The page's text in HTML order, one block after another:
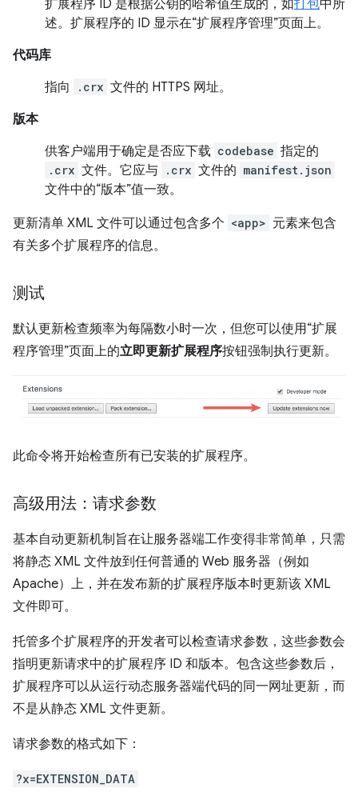
扩展程序 ID 是根据公钥的哈希值生成的，如打包中所
述。扩展程序的 ID 显示在“扩展程序管理”页面上。
代码库
指向
.crx 文件的 HTTPS 网址。
版本
供客户端用于确定是否应下载 codebase 指定的
.crx 文件。它应与 .crx 文件的 manifest.json
文件中的“版本”值一致。
更新清单 XML 文件可以通过包含多个 <app> 元素来包含
有关多个扩展程序的信息。
测试
默认更新检查频率为每隔数小时一次，但您可以使用“扩展
程序管理”页面上的立即更新扩展程序按钮强制执行更新。
此命令将开始检查所有已安装的扩展程序。
高级用法：请求参数
基本自动更新机制旨在让服务器端工作变得非常简单，只需
将静态 XML 文件放到任何普通的 Web 服务器（例如
Apache）上，并在发布新的扩展程序版本时更新该 XML
文件即可。
托管多个扩展程序的开发者可以检查请求参数，这些参数会
指明更新请求中的扩展程序 ID 和版本。包含这些参数后，
扩展程序可以从运行动态服务器端代码的同一网址更新，而
不是从静态 XML 文件更新。
请求参数的格式如下：
?x=EXTENSION_DATA